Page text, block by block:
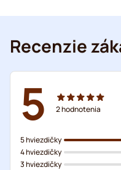
Recenzie
5 2hodnotenia
5 hviezdičky
4 hviezdičky
3 hviezdičky